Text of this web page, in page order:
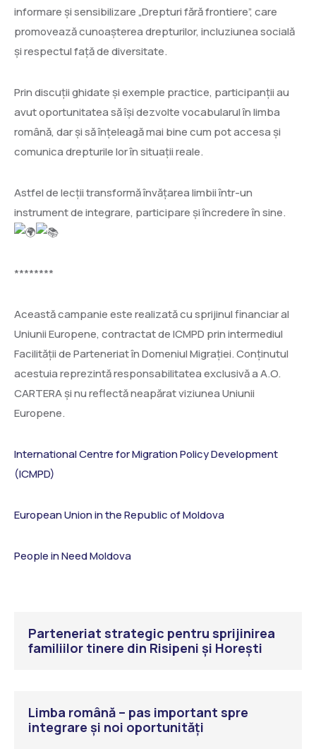
informare și sensibilizare „Drepturi fără frontiere”, care
promovează cunoașterea drepturilor, incluziunea socială
și respectul față de diversitate.
Prin discuții ghidate și exemple practice, participanții au
avut oportunitatea să își dezvolte vocabularul în limba
română, dar și să înțeleagă mai bine cum pot accesa și
comunica drepturile lor în situații reale.
Astfel de lecții transformă învățarea limbii într-un
instrument de integrare, participare și încredere în sine.
********
Această campanie este realizată cu sprijinul financiar al
Uniunii Europene, contractat de ICMPD prin intermediul
Facilității de Parteneriat în Domeniul Migrației. Conținutul
acestuia reprezintă responsabilitatea exclusivă a A.O.
CARTERA și nu reflectă neapărat viziunea Uniunii
Europene.
International Centre for Migration Policy Development
(ICMPD)
European Union in the Republic of Moldova
People in Need Moldova
Parteneriat strategic pentru sprijinirea
familiilor tinere din Risipeni și Horești
Limba română – pas important spre
integrare și noi oportunități